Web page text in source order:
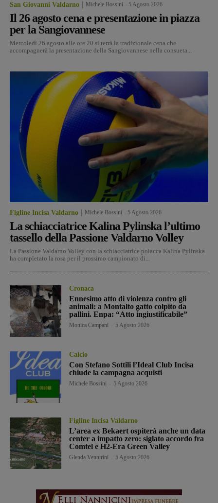
San Giovanni Valdarno Michele Bossini 5 Agosto 2026
Il 26 agosto cena e presentazione in piazza
per la Sangiovannese
Mercoledì 26 agosto alle ore 20 si terrà la tradizionale cena che
accompagnerà la presentazione della Sangiovannese nella consueta...
Figline Incisa Valdarno Michele Bossini 5 Agosto 2026
La schiacciatrice Kalina Pylinska l’ultimo
tassello della Passione Valdarno Volley
La Passione Valdarno Volley con la schiacciatrice polacca Kalina Pylinska
ha completato la rosa per il prossimo campionato di...
Cronaca
Ennesimo atto di violenza contro gli
animali: a Montalto gatto colpito da
pallini. Enpa: “Atto ingiustificabile”
Monica Campani 5 Agosto 2026
Calcio
Con Stefano Sottili l’Ideal Club Incisa
chiude la campagna acquisti
Michele Bossini 5 Agosto 2026
Figline Incisa Valdarno
L’area ex Bekaert ospiterà anche un data
center a impatto zero: siglato accordo fra
Comtel e H2-Era Green Valley
Glenda Venturini 5 Agosto 2026